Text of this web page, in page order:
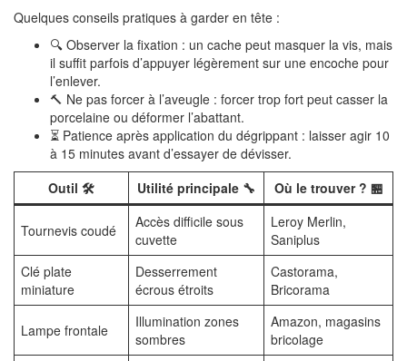
Quelques conseils pratiques à garder en tête :
🔍 Observer la fixation : un cache peut masquer la vis, mais
il suffit parfois d’appuyer légèrement sur une encoche pour
l’enlever.
🔨 Ne pas forcer à l’aveugle : forcer trop fort peut casser la
porcelaine ou déformer l’abattant.
⏳ Patience après application du dégrippant : laisser agir 10
à 15 minutes avant d’essayer de dévisser.
Outil 🛠️
Utilité principale 🔧 Où le trouver ? 🏪
Tournevis coudé
Accès difficile sous
cuvette
Leroy Merlin,
Saniplus
Clé plate
miniature
Desserrement
écrous étroits
Castorama,
Bricorama
Lampe frontale
Illumination zones
sombres
Amazon, magasins
bricolage